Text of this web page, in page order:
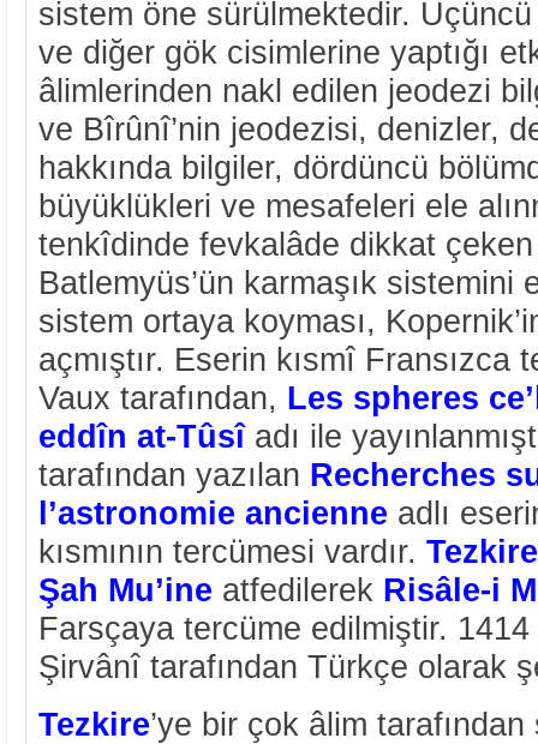
sistem öne sürülmektedir.
ve diğer gök cisimlerine yaptığı
âlimlerinden nakl edilen jeodezi
ve Bîrûnî’nin jeodezisi, denizler,
hakkında bilgiler, dördüncü
büyüklükleri ve mesafeleri ele
tenkîdinde fevkalâde dikkat
Batlemyüs’ün karmaşık sistemini
sistem ortaya koyması,
açmıştır. Eserin kısmî Fransızca
Vaux tarafından, Les spheres
eddîn at-Tûsîadı ile
tarafından yazılan Recherches
l’astronomie ancienne adlı
kısmının tercümesi vardır.
Şah Mu’ine atfedilerek Risâle-i
Farsçaya tercüme edilmiştir.
Şirvânî tarafından Türkçe olarak
Tezkire’ye bir çok âlim tarafından